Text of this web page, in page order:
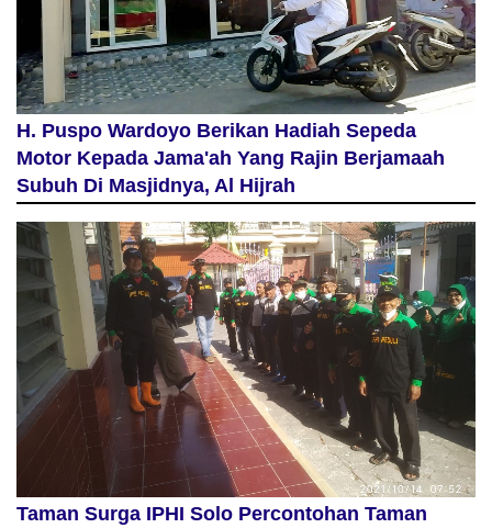
H. Puspo Wardoyo Berikan Hadiah Sepeda
Motor Kepada Jama'ah Yang Rajin Berjamaah
Subuh Di Masjidnya, Al Hijrah
Taman Surga IPHI Solo Percontohan Taman